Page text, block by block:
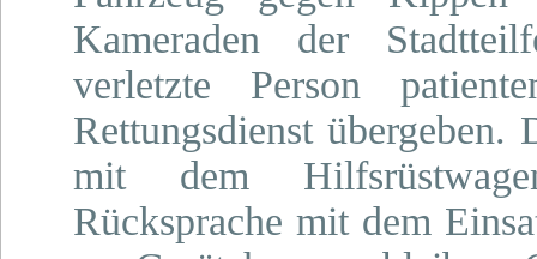
Kameraden der
verletzte Person
Rettungsdienst übergeben.
mit dem
Rücksprache mit dem